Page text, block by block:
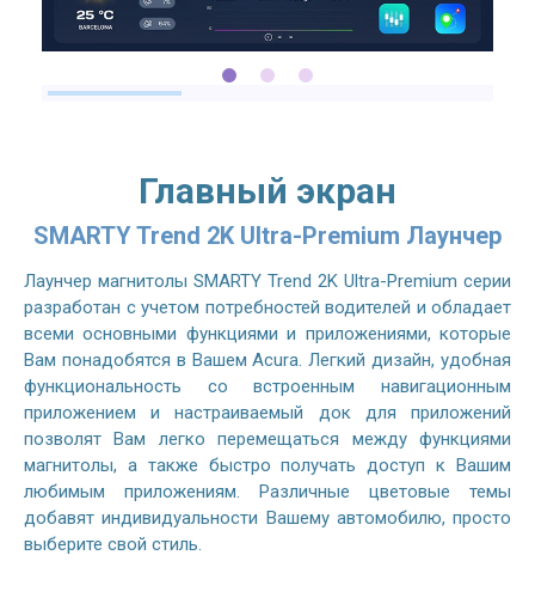
Главный экран
SMARTY Trend 2K Ultra-Premium Лаунчер
Лаунчер магнитолы SMARTY Trend 2K Ultra-Premium серии
разработан с учетом потребностей водителей и обладает
всеми основными функциями и приложениями, которые
Вам понадобятся в Вашем Acura. Легкий дизайн, удобная
функциональность со встроенным навигационным
приложением и настраиваемый док для приложений
позволят Вам легко перемещаться между функциями
магнитолы, а также быстро получать доступ к Вашим
любимым приложениям. Различные цветовые темы
добавят индивидуальности Вашему автомобилю, просто
выберите свой стиль.